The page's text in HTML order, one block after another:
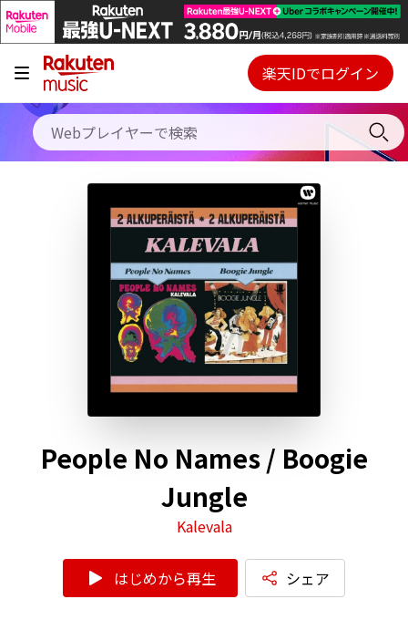
キャンペーン
料金プラン
使い方
初回30日間無料お試し
Webプレイヤー
ご契約内容の確認・変更
楽天IDでログイン
People No Names / Boogie
Jungle
Kalevala
はじめから再生 シェア